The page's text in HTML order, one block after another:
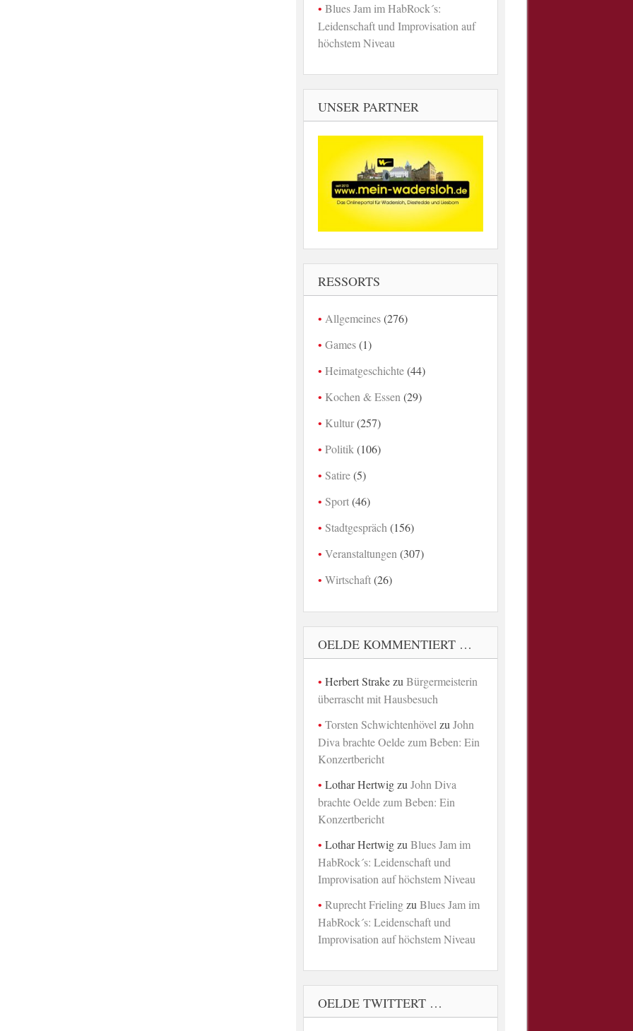
Blues Jam im HabRock´s:
Leidenschaft und Improvisation auf
höchstem Niveau
UNSER PARTNER
RESSORTS
Allgemeines(276)
Games(1)
Heimatgeschichte(44)
Kochen & Essen (29)
Kultur(257)
Politik (106)
Satire(5)
Sport(46)
Stadtgespräch (156)
Veranstaltungen (307)
Wirtschaft(26)
OELDE KOMMENTIERT …
Herbert Strakezu Bürgermeisterin
überrascht mit Hausbesuch
Torsten Schwichtenhövel zu John
Diva brachte Oelde zum Beben: Ein
Konzertbericht
Lothar Hertwigzu John Diva
brachte Oelde zum Beben: Ein
Konzertbericht
Lothar Hertwigzu Blues Jam im
HabRock´s: Leidenschaft und
Improvisation auf höchstem Niveau
Ruprecht Frielingzu Blues Jam im
HabRock´s: Leidenschaft und
Improvisation auf höchstem Niveau
OELDE TWITTERT …